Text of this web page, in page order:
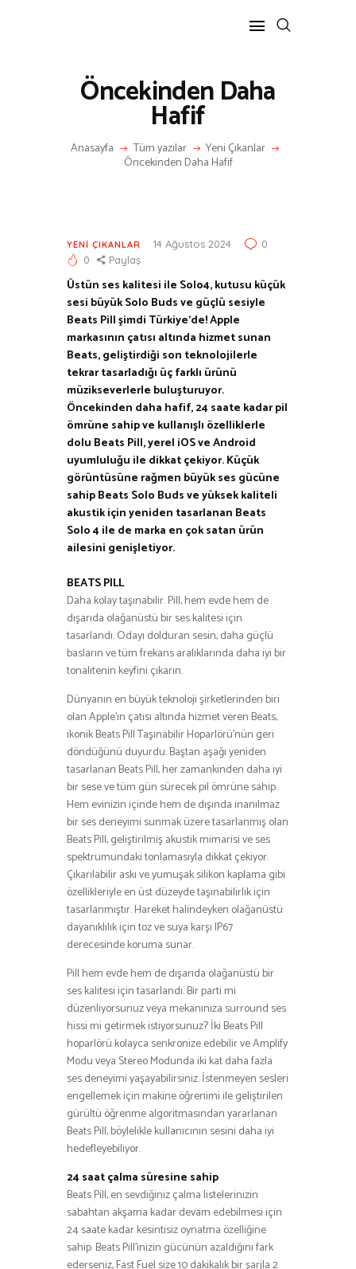
Öncekinden Daha
Hafif
Anasayfa Tüm yazılar Yeni Çıkanlar
Öncekinden Daha Hafif
ANASAYFA
ANNE-ÇOCUK
YENI ÇIKANLAR 14 Ağustos 2024
0
0
Paylaş
Üstün ses kalitesi ile Solo4, kutusu küçük
sesi büyük Solo Buds ve güçlü sesiyle
Beats Pill şimdi Türkiye’de! Apple
markasının çatısı altında hizmet sunan
Beats, geliştirdiği son teknolojilerle
tekrar tasarladığı üç farklı ürünü
müzikseverlerle buluşturuyor.
Öncekinden daha hafif, 24 saate kadar pil
ömrüne sahip ve kullanışlı özelliklerle
dolu Beats Pill, yerel iOS ve Android
uyumluluğu ile dikkat çekiyor. Küçük
görüntüsüne rağmen büyük ses gücüne
sahip Beats Solo Buds ve yüksek kaliteli
akustik için yeniden tasarlanan Beats
Solo 4 ile de marka en çok satan ürün
ailesini genişletiyor.
BEATS PILL
Daha kolay taşınabilir. Pill, hem evde hem de
dışarıda olağanüstü bir ses kalitesi için
tasarlandı. Odayı dolduran sesin, daha güçlü
basların ve tüm frekans aralıklarında daha iyi bir
tonalitenin keyfini çıkarın.
Dünyanın en büyük teknoloji şirketlerinden biri
olan Apple’ın çatısı altında hizmet veren Beats,
ikonik Beats Pill Taşınabilir Hoparlörü’nün geri
döndüğünü duyurdu. Baştan aşağı yeniden
tasarlanan Beats Pill, her zamankinden daha iyi
bir sese ve tüm gün sürecek pil ömrüne sahip.
Hem evinizin içinde hem de dışında inanılmaz
bir ses deneyimi sunmak üzere tasarlanmış olan
Beats Pill, geliştirilmiş akustik mimarisi ve ses
spektrumundaki tonlamasıyla dikkat çekiyor.
Çıkarılabilir askı ve yumuşak silikon kaplama gibi
özellikleriyle en üst düzeyde taşınabilirlik için
tasarlanmıştır. Hareket halindeyken olağanüstü
dayanıklılık için toz ve suya karşı IP67
derecesinde koruma sunar.
Pill hem evde hem de dışarıda olağanüstü bir
ses kalitesi için tasarlandı. Bir parti mi
düzenliyorsunuz veya mekanınıza surround ses
hissi mi getirmek istiyorsunuz? İki Beats Pill
hoparlörü kolayca senkronize edebilir ve Amplify
Modu veya Stereo Modunda iki kat daha fazla
ses deneyimi yaşayabilirsiniz. İstenmeyen sesleri
engellemek için makine öğrenimi ile geliştirilen
gürültü öğrenme algoritmasından yararlanan
Beats Pill, böylelikle kullanıcının sesini daha iyi
hedefleyebiliyor.
24 saat çalma süresine sahip
Beats Pill, en sevdiğiniz çalma listelerinizin
sabahtan akşama kadar devam edebilmesi için
24 saate kadar kesintisiz oynatma özelliğine
sahip. Beats Pill’inizin gücünün azaldığını fark